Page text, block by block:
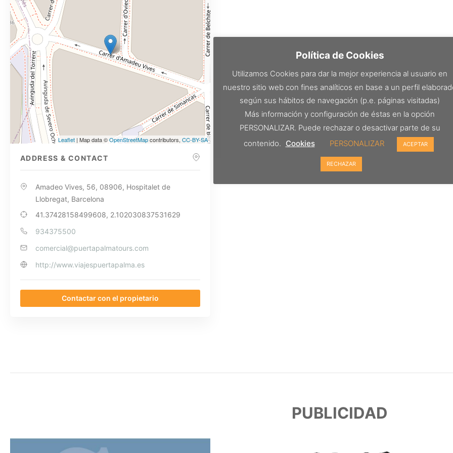
Leaflet | Map data ©OpenStreetMapcontributors,CC-BY-SA
ADDRESS & CONTACT
Amadeo Vives, 56, 08906, Hospitalet de
Llobregat, Barcelona
41.37428158499608, 2.102030837531629
934375500
comercial@puertapalmatours.com
http://www.viajespuertapalma.es
Contactar con el propietario
PUBLICIDAD
Política de Cookies
Utilizamos Cookies para dar la mejor experiencia al usuario en
nuestro sitio web con fines analíticos en base a un perfil
según sus hábitos de navegación (p.e. páginas visitadas)
Más información y configuración de éstas en la opción
PERSONALIZAR. Puede rechazar o desactivar parte de su
contenido. Cookies PERSONALIZAR ACEPTAR
RECHAZAR